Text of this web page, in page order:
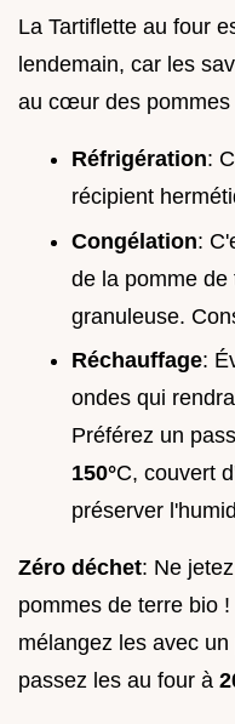
La Tartiflette au four
lendemain, car les
au cœur des pommes
Réfrigération:
récipient
Congélation:
de la pomme
granuleuse.
Réchauffage:
ondes qui
Préférez un
150°C, couvert
préserver
Zéro déchet: Ne
pommes de terre bio
mélangez les avec
passez les au four à